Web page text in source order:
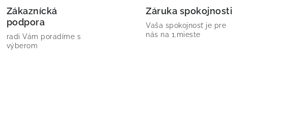
Zákaznícká
podpora
radi Vám poradíme s
výberom
Záruka spokojnosti
Vaša spokojnosť je pre
nás na 1.mieste